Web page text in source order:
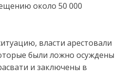
около 50 000
власти арестовали
были ложно осуждены
и заключены в